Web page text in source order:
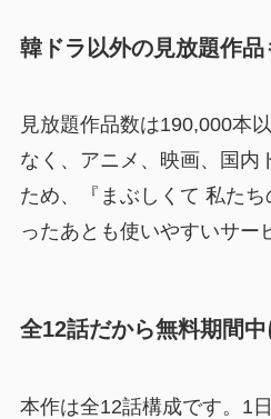
韓ドラ以外の見放題作品
見放題作品数は190,000本
なく、アニメ、映画、国内
ため、『まぶしくて 私た
ったあとも使いやすいサー
全12話だから無料期間
本作は全12話構成です。1